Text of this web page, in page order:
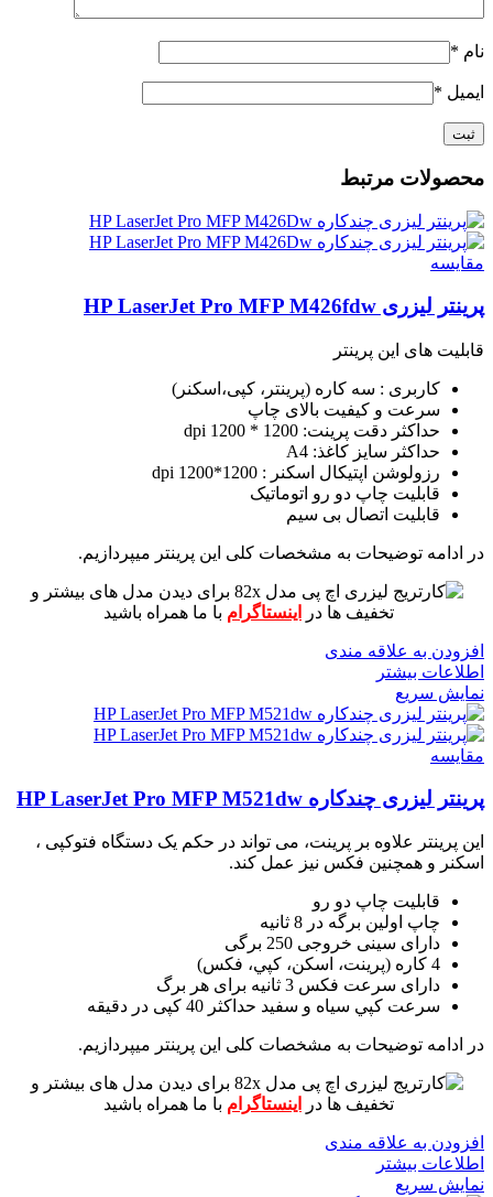
نام *
ایمیل *
محصولات مرتبط
مقايسه
پرینتر لیزری HP LaserJet Pro MFP M426fdw
قابلیت های این پرینتر
کاربری : سه کاره (پرینتر، کپی،اسکنر)
سرعت و کیفیت بالای چاپ
حداکثر دقت پرینت: 1200 * 1200 dpi
حداکثر سایز کاغذ: A4
رزولوشن اپتیکال اسکنر : 1200*1200 dpi
قابلیت چاپ دو رو اتوماتیک
قابلیت اتصال بی سیم
در ادامه توضیحات به مشخصات کلی این پرینتر میپردازیم.
برای دیدن مدل های بیشتر و
تخفیف ها در
اینستاگرام با ما همراه باشید
افزودن به علاقه مندی
اطلاعات بیشتر
نمایش سریع
مقايسه
پرینتر لیزری چندکاره HP LaserJet Pro MFP M521dw
این پرینتر علاوه بر پرینت، می تواند در حکم یک دستگاه فتوکپی ،
اسکنر و همچنین فکس نیز عمل کند.
قابلیت چاپ دو رو
چاپ اولین برگه در 8 ثانیه
دارای سینی خروجی 250 برگی
4 کاره (پرينت، اسکن، کپي، فکس)
دارای سرعت فکس 3 ثانیه برای هر برگ
سرعت کپي سياه و سفيد حداکثر 40 کپی در دقیقه
در ادامه توضیحات به مشخصات کلی این پرینتر میپردازیم.
برای دیدن مدل های بیشتر و
تخفیف ها در
اینستاگرام با ما همراه باشید
افزودن به علاقه مندی
اطلاعات بیشتر
نمایش سریع